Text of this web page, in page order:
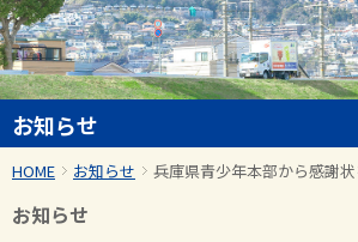
お知らせ
HOME お知らせ 兵庫県青少年本部から感謝
お知らせ